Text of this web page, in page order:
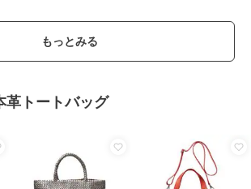
もっとみる
革トートバッグ